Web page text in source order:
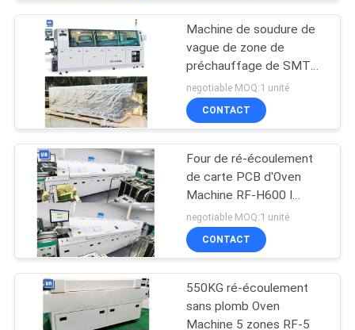
Convoyeur de carte
PCB
45
Chaîne de
production de SMT
Machine de soudure de
vague de zone de
préchauffage de SMT
RF-450XL 1800mm de
moteur d'étape
negotiable MOQ:1 unité
CONTACT
Four de ré-écoulement
de carte PCB d'Oven
Machine RF-H600 I
50mm 400mm de ré-
écoulement de 6.5KW
SMT
negotiable MOQ:1 unité
CONTACT
550KG ré-écoulement
sans plomb Oven
Machine 5 zones RF-5